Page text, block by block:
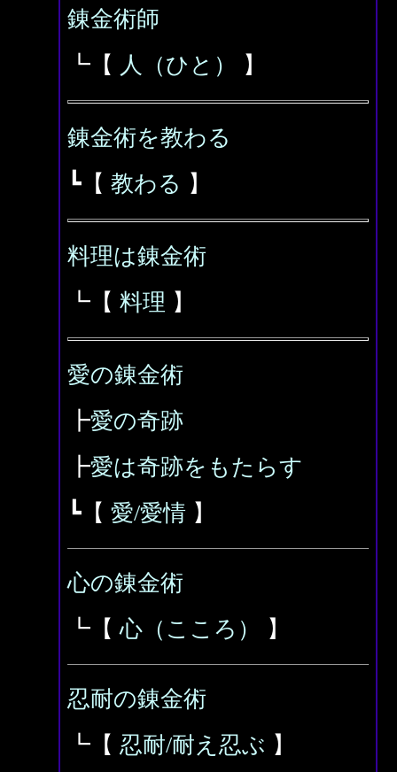
錬金術師
┗【 人（ひと） 】
錬金術を教わる
┗【 教わる 】
料理は錬金術
┗【 料理 】
愛の錬金術
┣愛の奇跡
┣愛は奇跡をもたらす
┗【 愛/愛情 】
心の錬金術
┗【心（こころ） 】
忍耐の錬金術
┗【 忍耐/耐え忍ぶ 】